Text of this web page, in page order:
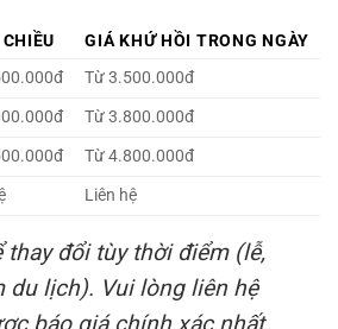
GIÁ KHỨ HỒI TRONG NGÀY
Từ 3.500.000đ
Từ 3.800.000đ
Từ 4.800.000đ
Liên hệ
thay đổi tùy thời điểm (lễ,
du lịch). Vui lòng liên hệ
báo giá chính xác nhất.